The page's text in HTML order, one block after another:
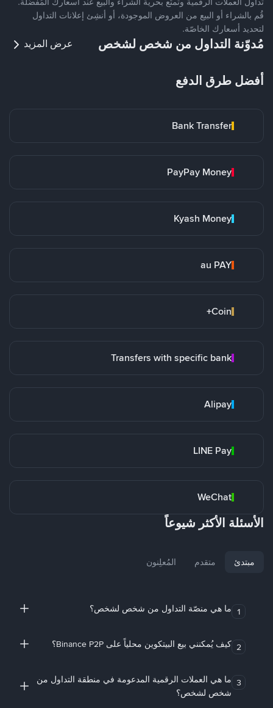
قُم بالشراء أو البيع من العروض الموجودة، أو أنشِئ إعلانات التداول
لتحديد أسعارك الخاصّة.
مُدوّنة التداول من شخص لشخص عرض المزيد
أفضل طرق الدفع
Bank Transfer
PayPay Money
Kyash Money
au PAY
Coin+
Transfers with specific bank
Alipay
LINE Pay
WeChat
الأسئلة الأكثر شيوعاً
مبتدئ متقدم المُعلِنون
1 ما هي منصّة التداول من شخص لشخص؟
2 كيف يُمكنني بيع البيتكوين محلياً على Binance P2P؟
3 ما هي العملات الرقمية المدعومة في منطقة التداول من
شخص لشخص؟